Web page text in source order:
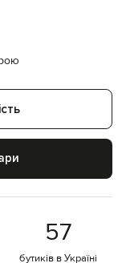
57
бутиків в Україні